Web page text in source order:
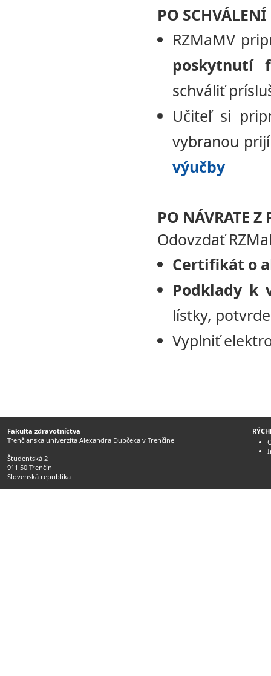
PO
RZMaMV
poskytnutí
schváliť
Učiteľ si
vybranou
výučby
PO NÁVRATE Z
Odovzdať
Certifikát o
Podklady k
lístky,
Vyplniť
Fakulta zdravotníctva
Trenčianska univerzita Alexandra Dubčeka v Trenčíne
Študentská 2
911 50 Trenčín
Slovenská republika